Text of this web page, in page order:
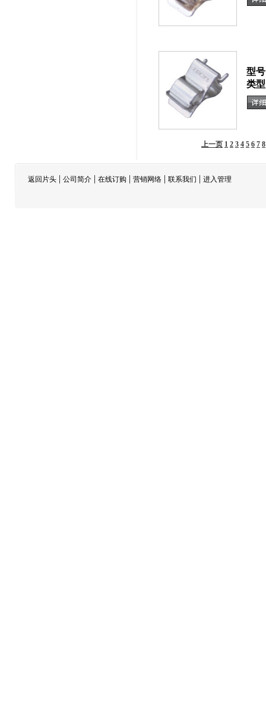
型
类
上一页 1 2 3 4 5 6 7 8
返回片头 | 公司简介 | 在线订购 | 营销网络 | 联系我们 | 进入管理